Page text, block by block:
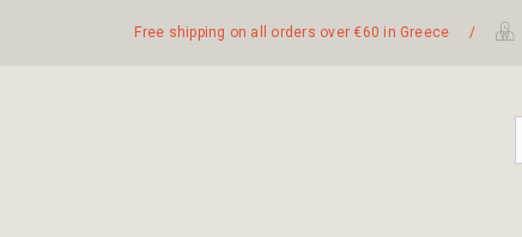
Free shipping on all orders over €60 in Greece /